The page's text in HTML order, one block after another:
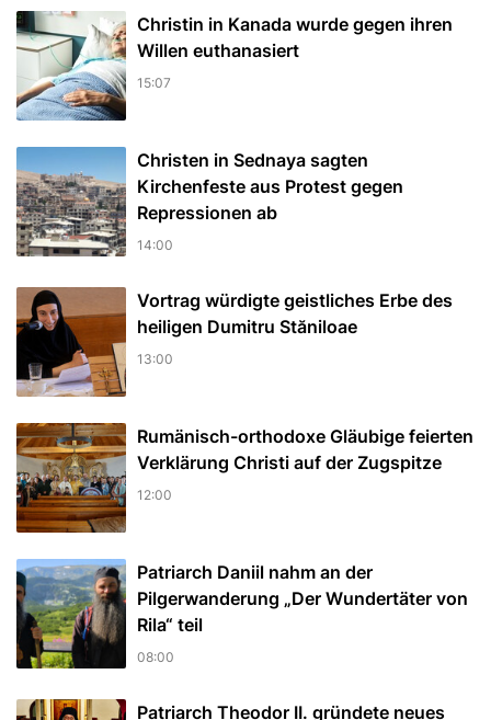
Christin in Kanada wurde gegen ihren
Willen euthanasiert
15:07
Christen in Sednaya sagten
Kirchenfeste aus Protest gegen
Repressionen ab
14:00
Vortrag würdigte geistliches Erbe des
heiligen Dumitru Stăniloae
13:00
Rumänisch-orthodoxe Gläubige feierten
Verklärung Christi auf der Zugspitze
12:00
Patriarch Daniil nahm an der
Pilgerwanderung „Der Wundertäter von
Rila“ teil
08:00
Patriarch Theodor II. gründete neues